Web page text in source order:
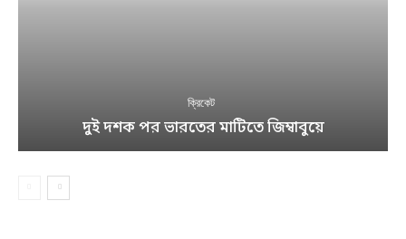
ক্রিকেট
দুই দশক পর ভারতের মাটিতে জিম্বাবুয়ে